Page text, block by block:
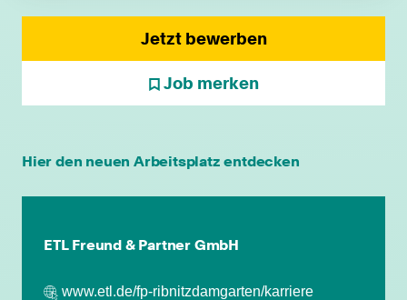
Jetzt bewerben
Job merken
Hier den neuen Arbeitsplatz entdecken
ETL Freund & Partner GmbH
www.etl.de/fp-ribnitzdamgarten/karriere
persönliche Mandantenbeziehung